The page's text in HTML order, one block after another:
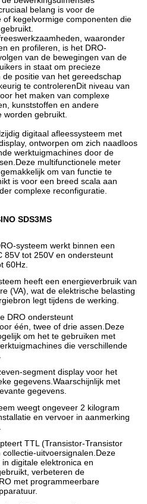
belang is voor de
kegelvormige componenten die
waaronder
en profileren, is het DRO-
van de bewegingen van de
in staat om precieze
positie van het gereedschap
te controlerenDit niveau van
het maken van complexe
kunststoffen en andere
worden gebruikt.
digitaal afleessysteem met
ontworpen om zich naadloos
werktuigmachines door de
multifunctionele meter
om van functie te
is voor een breed scala aan
complexe reconfiguratie.
SDS3MS
systeem werkt binnen een
85V tot 250V en ondersteunt
60Hz.
heeft een energieverbruik van
(VA), wat de elektrische belasting
legt tijdens de werking.
DRO ondersteunt
één, twee of drie assen.Deze
om het te gebruiken met
die verschillende
segment display voor het
gegevens.Waarschijnlijk met
gegevens.
weegt ongeveer 2 kilogram
en vervoer in aanmerking
TTL (Transistor-Transistor
uitvoersignalen.Deze
digitale elektronica en
verbeteren de
met programmeerbare